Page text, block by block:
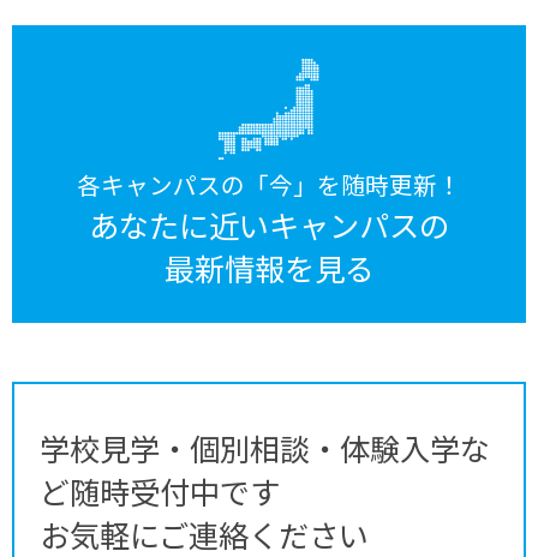
各キャンパスの「今」を随時更新！
あなたに近いキャンパスの
最新情報を見る
学校見学・個別相談・体験入学な
ど随時受付中です
お気軽にご連絡ください